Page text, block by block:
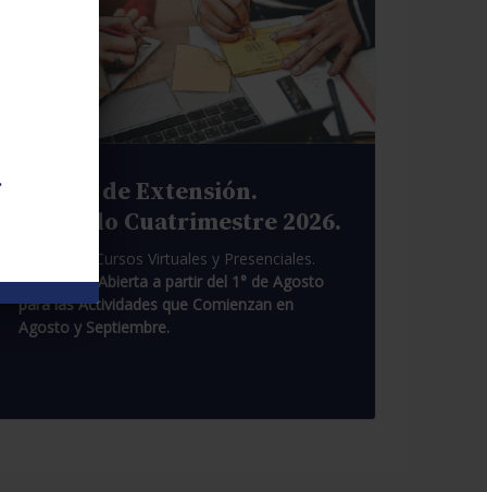
Cursos de Extensión.
Segundo Cuatrimestre 2026.
Pasantías. Cursos Virtuales y Presenciales.
Inscripción Abierta a partir del 1° de Agosto
para las Actividades que Comienzan en
Agosto y Septiembre.